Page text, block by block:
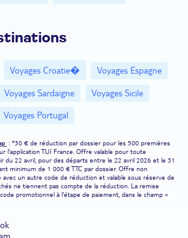
Voyages Croatie� Voyages Espagne
Voyages Sardaigne
Voyages Sicile
Voyages Portugal
: *30 € de réduction par dossier pour les 500 premières
l'application TUI France. Offre valable pour toute
du 22 avril, pour des départs entre le 22 avril 2026 et le 31
minimum de 1 000 € TTC par dossier. Offre non
avec un autre code de réduction et valable sous réserve de
ne tiennent pas compte de la réduction. La remise
promotionnel à l'étape de paiement, dans le champ «